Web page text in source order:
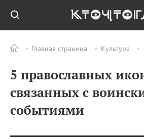
Главная страница Культура
5 православных
связанных с
событиями